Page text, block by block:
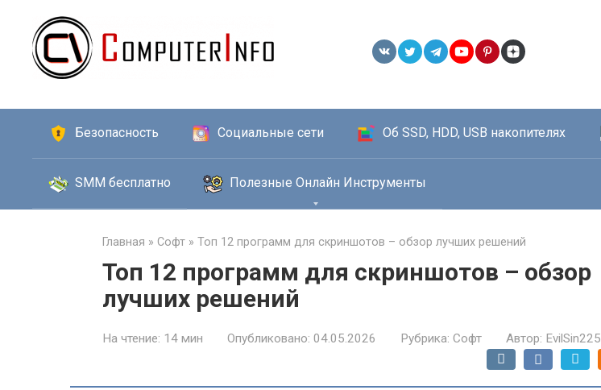
контенту
Безопасность Социальные сети Об SSD, HDD, USB накопителях
SMM бесплатно Полезные Онлайн Инструменты
Главная » Софт » Топ 12 программ для скриншотов – обзор лучших решений
Топ 12 программ для скриншотов – обзор
лучших решений
На чтение: 14 мин Опубликовано: 04.05.2026 Рубрика: Софт Автор: EvilSin225